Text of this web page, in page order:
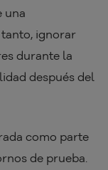
una
tanto, ignorar
durante la
después del
como parte
de prueba.